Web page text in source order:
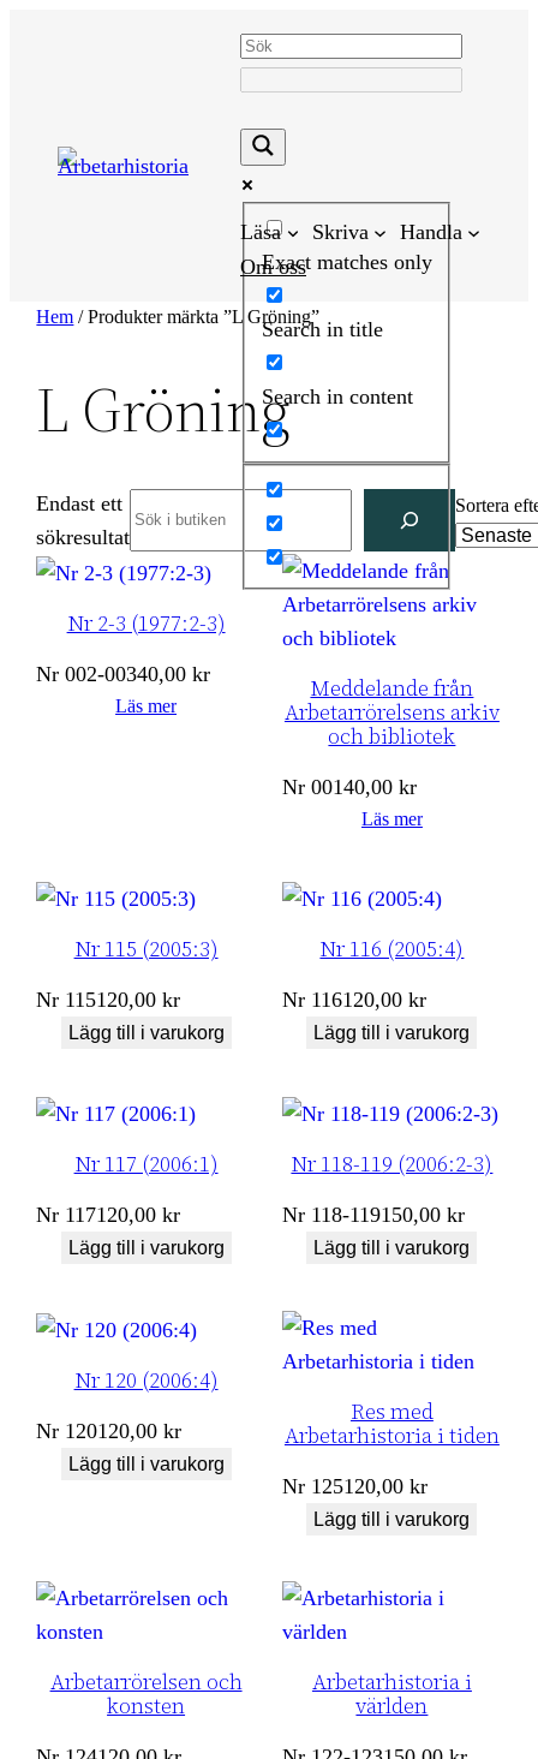
Exact matches only
Search in title
Search in content
Läsa Skriva
Handla
Om oss
Hem / Produkter märkta ”L Gröning”
L Gröning
Endast ett
sökresultat
Sortera
Nr 2-3 (1977:2-3)
Nr 002-00340,00kr
Läs mer
Meddelande från
Arbetarrörelsens arkiv
och bibliotek
Nr 00140,00kr
Läs mer
Nr 115 (2005:3)
Nr 115120,00kr
Lägg till i varukorg
Nr 116 (2005:4)
Nr 116120,00kr
Lägg till i varukorg
Nr 117 (2006:1)
Nr 117120,00kr
Lägg till i varukorg
Nr 118-119 (2006:2-3)
Nr 118-119150,00kr
Lägg till i varukorg
Nr 120 (2006:4)
Nr 120120,00kr
Lägg till i varukorg
Res med
Arbetarhistoria i tiden
Nr 125120,00kr
Lägg till i varukorg
Arbetarrörelsen och
konsten
Arbetarhistoria i
världen